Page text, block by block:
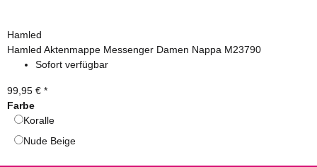
Hamled
Hamled Aktenmappe Messenger Damen Nappa M23790
Sofort verfügbar
99,95 € *
Farbe
KoralleKoralle
Nude BeigeNude Beige